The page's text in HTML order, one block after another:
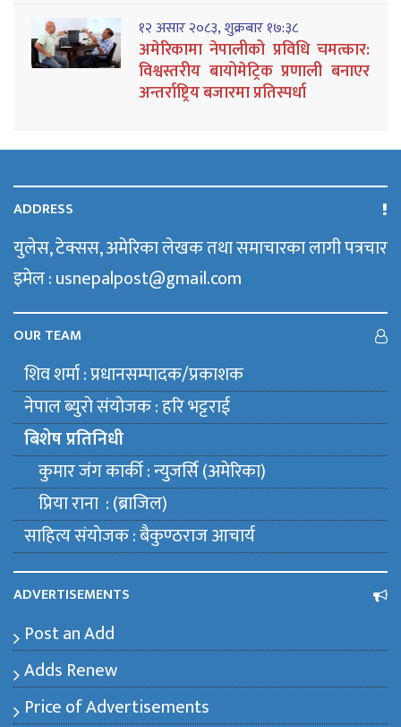
१२ असार २०८३, शुक्रबार १७:३८
अमेरिकामा नेपालीको प्रविधि चमत्कार:
विश्वस्तरीय बायोमेट्रिक प्रणाली बनाएर
अन्तर्राष्ट्रिय बजारमा प्रतिस्पर्धा
ADDRESS
युलेस, टेक्सस, अमेरिका लेखक तथा समाचारका लागी पत्रचार
इमेल : usnepalpost@gmail.com
OUR TEAM
शिव शर्मा : प्रधानसम्पादक/प्रकाशक
नेपाल ब्युराे संयाेजक : हरि भट्टराई
बिशेष प्रतिनिधी
कुमार जंग कार्की : न्युजर्सि (अमेरिका)
प्रिया राना : (ब्राजिल)
साहित्य संयाेजक : बैकुण्ठराज आचार्य
ADVERTISEMENTS
Post an Add
Adds Renew
Price of Advertisements